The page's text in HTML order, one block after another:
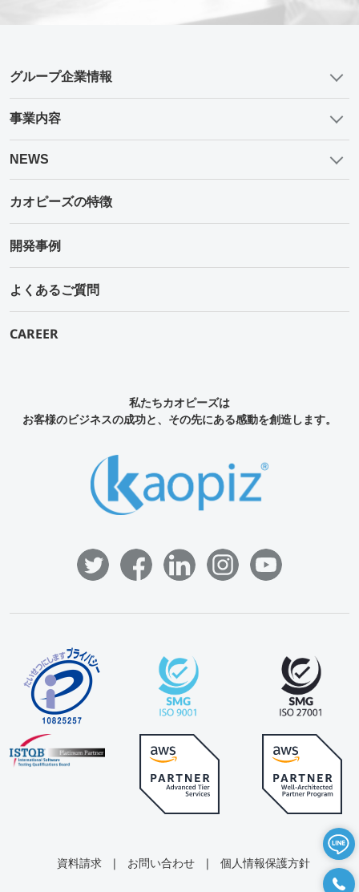
グループ企業情報
事業内容
NEWS
カオピーズの特徴
開発事例
よくあるご質問
CAREER
私たちカオピーズは
お客様のビジネスの成功と、その先にある感動を創造します。
資料請求 | お問い合わせ | 個人情報保護方針